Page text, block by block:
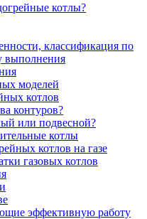
котлы?
классификация по
выполнения
моделей
котлов
контуров?
или подвесной?
котлы
котлов на газе
газовых котлов
эффективную работу